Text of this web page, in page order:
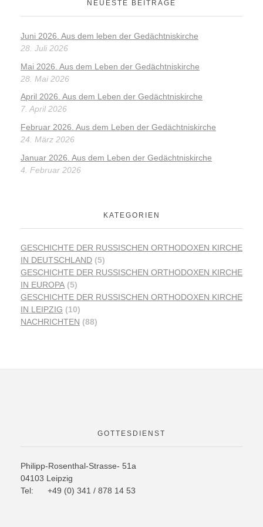
NEUESTE BEITRÄGE
Juni 2026. Aus dem leben der Gedächtniskirche
28. Juli 2026
Mai 2026. Aus dem Leben der Gedächtniskirche
28. Mai 2026
April 2026. Aus dem Leben der Gedächtniskirche
7. April 2026
Februar 2026. Aus dem Leben der Gedächtniskirche
24. März 2026
Januar 2026. Aus dem Leben der Gedächtniskirche
4. Februar 2026
KATEGORIEN
GESCHICHTE DER RUSSISCHEN ORTHODOXEN KIRCHE
IN DEUTSCHLAND (5)
GESCHICHTE DER RUSSISCHEN ORTHODOXEN KIRCHE
IN EUROPA (5)
GESCHICHTE DER RUSSISCHEN ORTHODOXEN KIRCHE
IN LEIPZIG (10)
NACHRICHTEN (88)
GOTTESDIENST
Philipp-Rosenthal-Strasse- 51a
04103 Leipzig
Tel: +49 (0) 341 / 878 14 53